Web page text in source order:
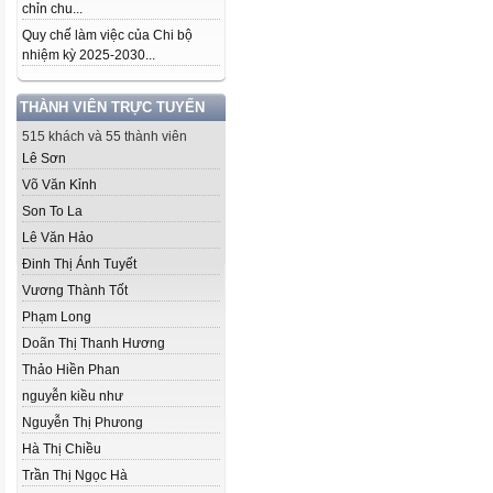
chỉn chu...
Quy chế làm việc của Chi bộ
nhiệm kỳ 2025-2030...
THÀNH VIÊN TRỰC TUYẾN
515 khách và 55 thành viên
Lê Sơn
Võ Văn Kỉnh
Son To La
Lê Văn Hảo
Đinh Thị Ánh Tuyết
Vương Thành Tốt
Phạm Long
Doãn Thị Thanh Hương
Thảo Hiền Phan
nguyễn kiều như
Nguyễn Thị Phưong
Hà Thị Chiều
Trần Thị Ngọc Hà